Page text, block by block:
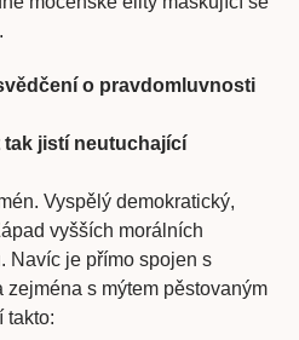
o pravdomluvnosti
jistí neutuchající
Vyspělý demokratický,
vyšších morálních
Navíc je přímo spojen s
s mýtem pěstovaným
takto: